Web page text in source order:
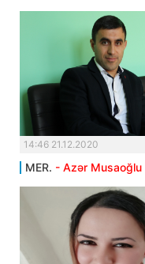
14:46 21.12.2020
MER. - Azər Musaoğlu